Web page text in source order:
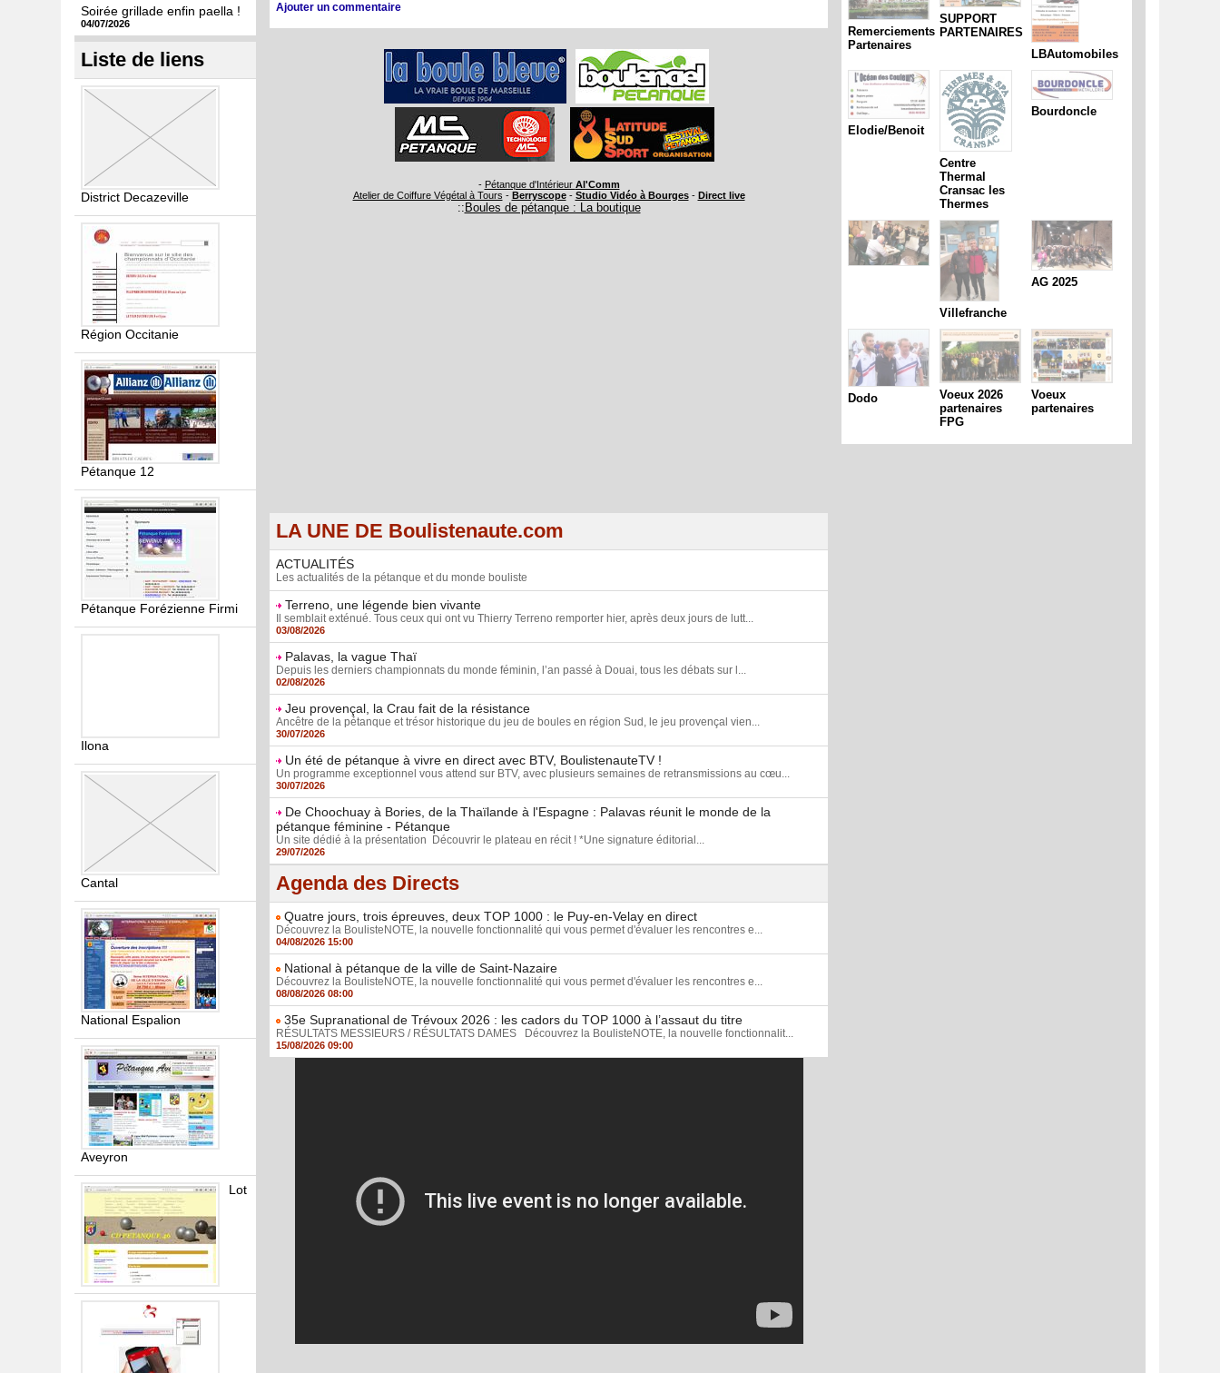
Soirée grillade enfin paella !
04/07/2026
Liste de liens
District Decazeville
Région Occitanie
Pétanque 12
Pétanque Forézienne Firmi
Ilona
Cantal
National Espalion
Aveyron
Lot
Ajouter un commentaire
- Pétanque d'Intérieur Al'Comm
Atelier de Coiffure Végétal à Tours - Berryscope- Studio Vidéo à Bourges- Direct live
:: Boules de pétanque : La boutique
LA UNE DE Boulistenaute.com
ACTUALITÉS
Les actualités de la pétanque et du monde bouliste
Terreno, une légende bien vivante
Il semblait exténué. Tous ceux qui ont vu Thierry Terreno remporter hier, après deux jours de lutt...
03/08/2026
Palavas, la vague Thaï
Depuis les derniers championnats du monde féminin, l’an passé à Douai, tous les débats sur l...
02/08/2026
Jeu provençal, la Crau fait de la résistance
Ancêtre de la pétanque et trésor historique du jeu de boules en région Sud, le jeu provençal vien...
30/07/2026
Un été de pétanque à vivre en direct avec BTV, BoulistenauteTV !
Un programme exceptionnel vous attend sur BTV, avec plusieurs semaines de retransmissions au cœu...
30/07/2026
De Choochuay à Bories, de la Thaïlande à l'Espagne : Palavas réunit le monde de la
pétanque féminine - Pétanque
Un site dédié à la présentation Découvrir le plateau en récit ! *Une signature éditorial...
29/07/2026
Agenda des Directs
Quatre jours, trois épreuves, deux TOP 1000 : le Puy-en-Velay en direct
Découvrez la BoulisteNOTE, la nouvelle fonctionnalité qui vous permet d'évaluer les rencontres e...
04/08/2026 15:00
National à pétanque de la ville de Saint-Nazaire
Découvrez la BoulisteNOTE, la nouvelle fonctionnalité qui vous permet d'évaluer les rencontres e...
08/08/2026 08:00
35e Supranational de Trévoux 2026 : les cadors du TOP 1000 à l’assaut du titre
RÉSULTATS MESSIEURS / RÉSULTATS DAMES Découvrez la BoulisteNOTE, la nouvelle fonctionnalit...
15/08/2026 09:00
Remerciements
Partenaires
SUPPORT
PARTENAIRES
LBAutomobiles
Elodie/Benoit
Centre
Thermal
Cransac les
Thermes
Bourdoncle
Villefranche
AG 2025
Dodo
Voeux 2026
partenaires
FPG
Voeux
partenaires